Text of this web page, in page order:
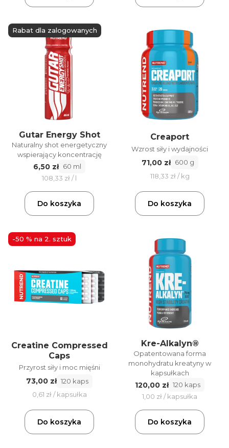
Rabat dla zalogowanych
Gutar Energy Shot
Naturalny shot energetyczny
wspierający koncentrację
6,50 zł 60 ml
108,33 zł / l
Do koszyka
Creaport
Wzrost siły i wydajności
71,00 zł 600 g
118,33 zł / kg
Do koszyka
-50 % na 2. sztuk
Creatine Compressed
Caps
Przyrost siły i moc mięśni
73,00 zł 120 kaps
0,61 zł / kapsułka
Do koszyka
Kre-Alkalyn®
Opatentowana forma
monohydratu kreatyny w
kapsułkach
120,00 zł 120 kaps
1,00 zł / kapsułka
Do koszyka